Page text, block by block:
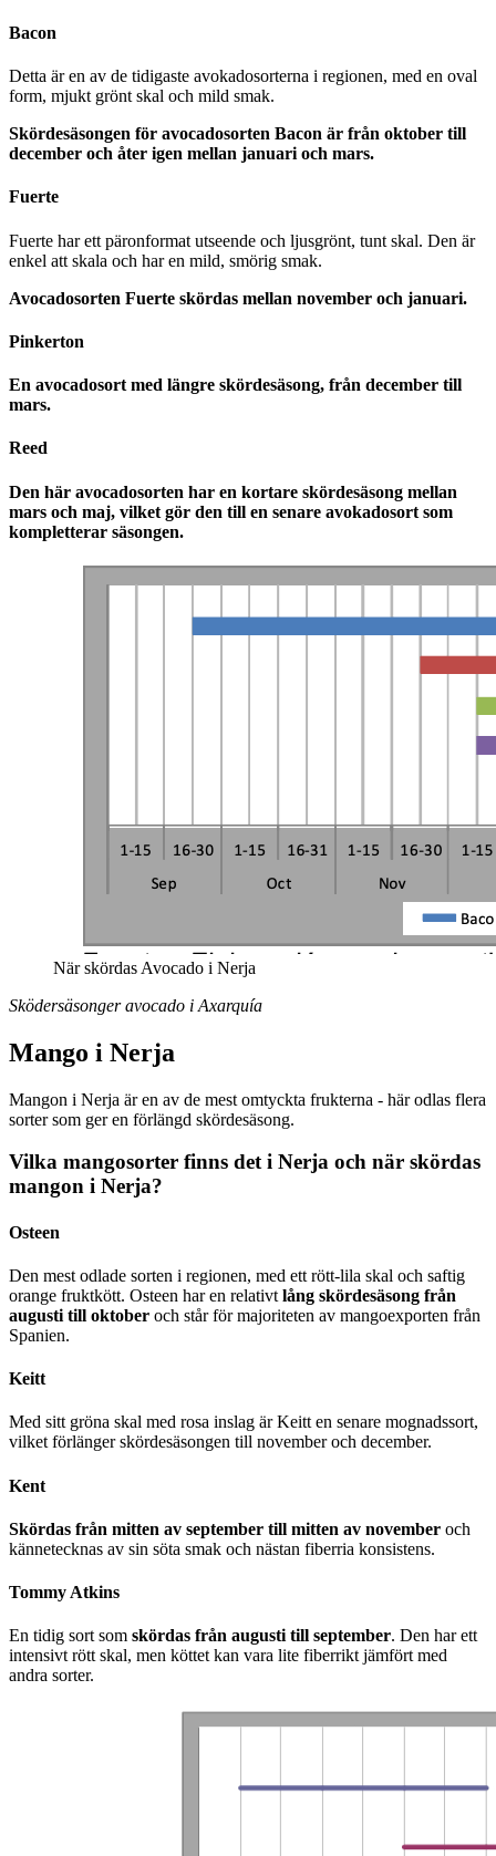
Bacon
Detta är en av de tidigaste avokadosorterna i regionen, med en oval
form, mjukt grönt skal och mild smak.
Skördesäsongen för avocadosorten Bacon är från oktober till
december och åter igen mellan januari och mars.
Fuerte
Fuerte har ett päronformat utseende och ljusgrönt, tunt skal. Den är
enkel att skala och har en mild, smörig smak.
Avocadosorten Fuerte skördas mellan november och januari.
Pinkerton
En avocadosort med längre skördesäsong, från december till
mars.
Reed
Den här avocadosorten har en kortare skördesäsong mellan
mars och maj, vilket gör den till en senare avokadosort som
kompletterar säsongen.
När skördas Avocado i Nerja
Sködersäsonger avocado i Axarquía
Mango i Nerja
Mangon i Nerja är en av de mest omtyckta frukterna - här odlas flera
sorter som ger en förlängd skördesäsong.
Vilka mangosorter finns det i Nerja och när skördas
mangon i Nerja?
Osteen
Den mest odlade sorten i regionen, med ett rött-lila skal och saftig
orange fruktkött. Osteen har en relativt lång skördesäsong från
augusti till oktober och står för majoriteten av mangoexporten från
Spanien.
Keitt
Med sitt gröna skal med rosa inslag är Keitt en senare mognadssort,
vilket förlänger skördesäsongen till november och december.
Kent
Skördas från mitten av september till mitten av november och
kännetecknas av sin söta smak och nästan fiberria konsistens.
Tommy Atkins
En tidig sort som skördas från augusti till september. Den har ett
intensivt rött skal, men köttet kan vara lite fiberrikt jämfört med
andra sorter.